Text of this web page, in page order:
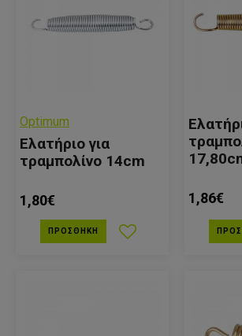
Optimum
Ελατήριο για
τραμπολίνο 14cm
1,80€
ΠΡΟΣΘΉΚΗ
1,86€